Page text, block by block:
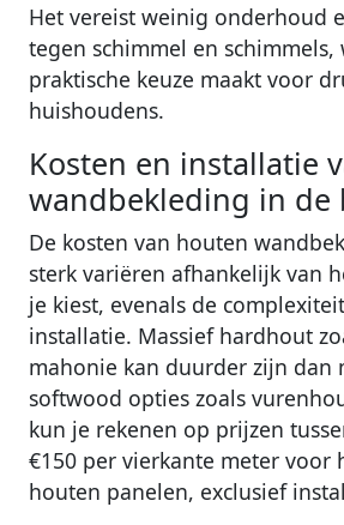
Het vereist weinig onderhoud
tegen schimmel en
praktische keuze maakt voor
huishoudens.
Kosten en installatie
wandbekleding in de
De kosten van houten
sterk variëren afhankelijk van
je kiest, evenals de
installatie. Massief hardhout
mahonie kan duurder zijn dan
softwood opties zoals
kun je rekenen op prijzen
€150 per vierkante meter voor
houten panelen, exclusief